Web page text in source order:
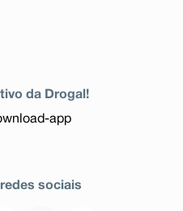
da Drogal!
sociais